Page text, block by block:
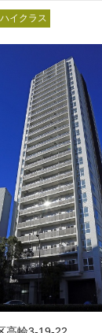
ハイクラス